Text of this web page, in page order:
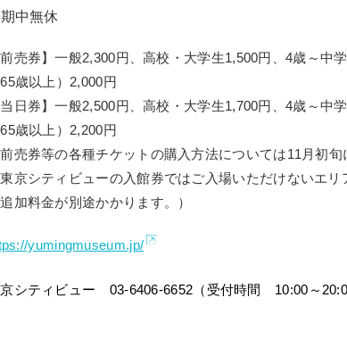
中無休
前売券】一般2,300円、高校・大学生1,500円、4歳～中
65歳以上）2,000円
当日券】一般2,500円、高校・大学生1,700円、4歳～中
65歳以上）2,200円
売券等の各種チケットの購入方法については11月初旬
京シティビューの入館券ではご入場いただけないエリ
追加料金が別途かかります。）
yumingmuseum.jp/
シティビュー 03-6406-6652（受付時間 10:00～